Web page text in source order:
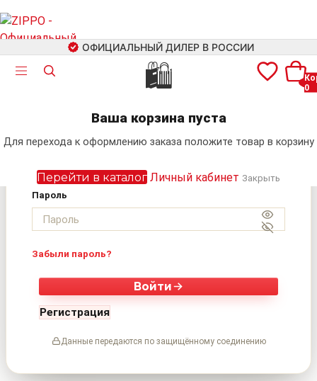
+7 (499) 460-42-09
0
ОФИЦИАЛЬНЫЙ ДИЛЕР В РОССИИ
🛍
Ваша корзина пуста
Для перехода к оформлению заказа положите товар в корзину
Перейти в каталог Личный кабинет Закрыть
Электронная почта
Пароль
Забыли пароль?
Войти
Регистрация
Данные передаются по защищённому соединению